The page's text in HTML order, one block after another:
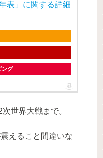
表」に関する詳細
ング
世界大戦まで。
えること間違いな